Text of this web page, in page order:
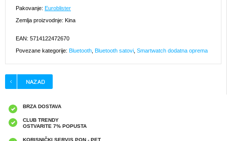
Pakovanje: Euroblister
Zemlja proizvodnje: Kina
EAN: 5714122472670
Povezane kategorije: Bluetooth Bluetooth satovi Smartwatch dodatna oprema
BRZA DOSTAVA
CLUB TRENDY
OSTVARITE 7% POPUSTA
KORISNIČKI SERVIS PON - PET